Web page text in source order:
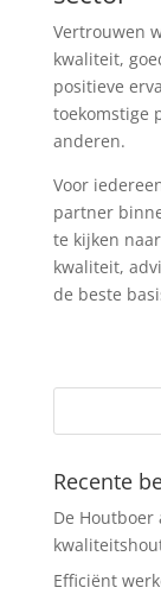
Vertrouwen
kwaliteit,
positieve
toekomstige
anderen.
Voor
partner
te kijken
kwaliteit,
de beste
Recente
De
Efficiënt